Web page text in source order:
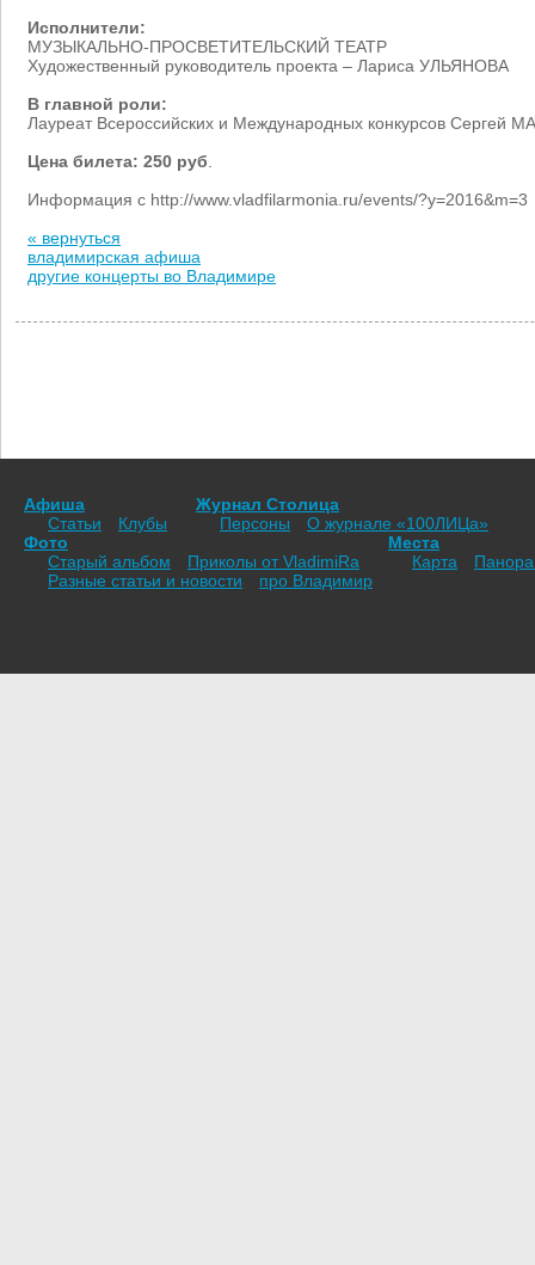
Исполнители:
МУЗЫКАЛЬНО-ПРОСВЕТИТЕЛЬСКИЙ ТЕАТР
Художественный руководитель проекта – Лариса УЛЬЯНОВА
В главной роли:
Лауреат Всероссийских и Международных конкурсов Сергей
Цена билета: 250 руб
Информация с http://www.vladfilarmonia.ru/events/?y=2016&m=3
« вернуться
владимирская афиша
другие концерты во Владимире
Афиша
Статьи
Клубы
Журнал Столица
Персоны
О журнале «100ЛИЦа»
Фото
Старый альбом
Приколы от VladimiRа
Места
Карта
Разные статьи и новости
про Владимир